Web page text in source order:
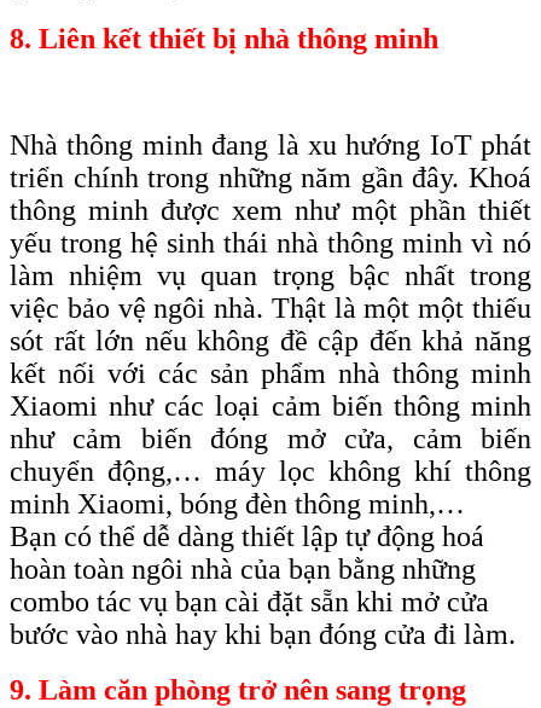
8. Liên kết thiết bị nhà thông minh
Nhà thông minh đang là xu hướng IoT phát
triển chính trong những năm gần đây. Khoá
thông minh được xem như một phần thiết
yếu trong hệ sinh thái nhà thông minh vì nó
làm nhiệm vụ quan trọng bậc nhất trong
việc bảo vệ ngôi nhà. Thật là một một thiếu
sót rất lớn nếu không đề cập đến khả năng
kết nối với các sản phẩm nhà thông minh
Xiaomi như các loại cảm biến thông minh
như cảm biến đóng mở cửa, cảm biến
chuyển động,… máy lọc không khí thông
minh Xiaomi, bóng đèn thông minh,…
Bạn có thể dễ dàng thiết lập tự động hoá
hoàn toàn ngôi nhà của bạn bằng những
combo tác vụ bạn cài đặt sẵn khi mở cửa
bước vào nhà hay khi bạn đóng cửa đi làm.
9. Làm căn phòng trở nên sang trọng